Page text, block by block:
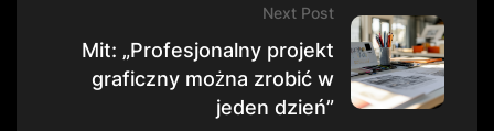
Next Post
Mit: „Profesjonalny projekt
graficzny można zrobić w
jeden dzień”